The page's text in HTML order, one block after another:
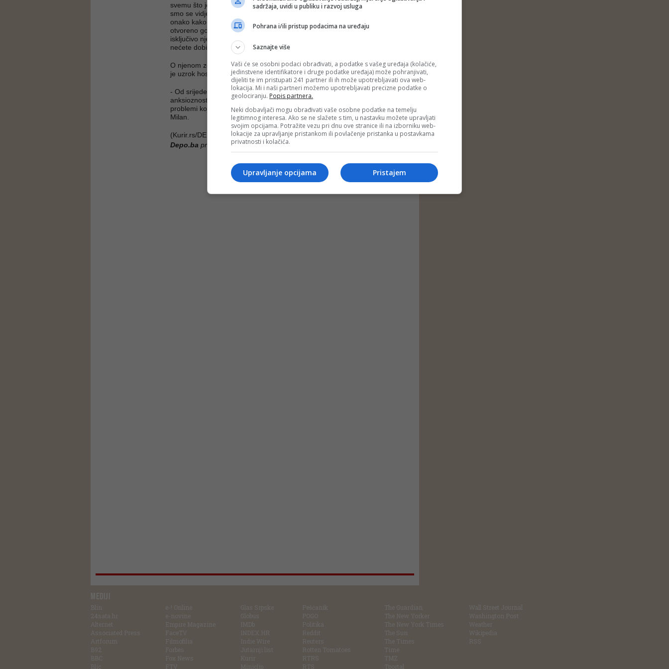
svemu što je objavljivano, vjerovatno ni sam ne bih mogao izdržati. Danas
smo se vidjeli i mogu samo reći da sam miran, jer je moja Mina dobro i nije
onako kako je predstavljeno u medijima. Nije ni blizu toga. Mina je oduvijek
otvoreno govorila o svom životu pred javnošću, ali ova situacija tiče se
isključivo nje i njene porodice. Od mene ne očekujte dodatne izjave jer ih
nećete dobiti - poručio je Kasper.
O njenom zdravstvenom stanju govorio je i bratMilan Kostić , koji tvrdi da
je uzrok hospitalizacije dugogodišnja borba s anksioznošću.
- Od srijede do nedjelje bio sam uz nju. Ljekari su odlučili da je zadrže zbog
anksioznosti. Sve se to godinama nakupljalo, a razlog su uglavnom tuđi
problemi koje je preuzimala na sebe. Kasper ju je danas posjetio - rekao je
Milan.
(Kurir.rs/DEPO PORTAL/au/Foto: Facebook)
Depo.ba pratite putem društvenih mreža
MEDIJI
Blin
24sata.hr
Alternet
Associated Press
Artforum
B92
BBC
Blic
e-! Online
e-novine
Empire Magazine
FaceTV
Filmofilia
Forbes
Fox News
FTV
Glas Srpske
Globus
IMDb
INDEX.HR
Indie Wire
Jutarnji list
Kurir
Miniclip
Pešćanik
POGO
Politika
Reddit
Reuters
Rotten Tomatoes
RTRS
RTS
The Guardian
The New Yorker
The New York Times
The Sun
The Times
Time
TMZ
Tportal
Wall Street Journal
Washington Post
Weather
Wikipedia
RSS
sadržaja, uvidi u publiku i razvoj usluga
Pohrana i/ili pristup podacima na uređaju
Saznajte više
Vaši će se osobni podaci obrađivati, a podatke s vašeg uređaja (kolačiće,
jedinstvene identifikatore i druge podatke uređaja) može pohranjivati,
dijeliti te im pristupati 241 partner ili ih može upotrebljavati ova web-
lokacija. Mi i naši partneri možemo upotrebljavati precizne podatke o
geolociranju. Popis partnera.
Neki dobavljači mogu obrađivati vaše osobne podatke na temelju
legitimnog interesa. Ako se ne slažete s tim, u nastavku možete upravljati
svojim opcijama. Potražite vezu pri dnu ove stranice ili na izborniku web-
lokacije za upravljanje pristankom ili povlačenje pristanka u postavkama
privatnosti i kolačića.
Pristajem
Upravljanje opcijama